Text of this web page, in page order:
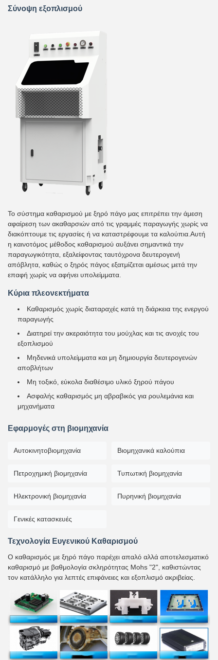
Σύνοψη εξοπλισμού
Το σύστημα καθαρισμού με ξηρό πάγο μας επιτρέπει την άμεση
αφαίρεση των ακαθαρσιών από τις γραμμές παραγωγής χωρίς να
διακόπτουμε τις εργασίες ή να καταστρέφουμε τα καλούπια.Αυτή
η καινοτόμος μέθοδος καθαρισμού αυξάνει σημαντικά την
παραγωγικότητα, εξαλείφοντας ταυτόχρονα δευτερογενή
απόβλητα, καθώς ο ξηρός πάγος εξατμίζεται αμέσως μετά την
επαφή χωρίς να αφήνει υπολείμματα.
Κύρια πλεονεκτήματα
Καθαρισμός χωρίς διαταραχές κατά τη διάρκεια της ενεργού
παραγωγής
Διατηρεί την ακεραιότητα του μούχλας και τις ανοχές του
εξοπλισμού
Μηδενικά υπολείμματα και μη δημιουργία δευτερογενών
αποβλήτων
Μη τοξικό, εύκολα διαθέσιμο υλικό ξηρού πάγου
Ασφαλής καθαρισμός μη αβραβικός για ρουλεμάνια και
μηχανήματα
Εφαρμογές στη βιομηχανία
Αυτοκινητοβιομηχανία Βιομηχανικά καλούπια
Πετροχημική βιομηχανία Τυπωτική βιομηχανία
Ηλεκτρονική βιομηχανία Πυρηνική βιομηχανία
Γενικές κατασκευές
Τεχνολογία Ευγενικού Καθαρισμού
Ο καθαρισμός με ξηρό πάγο παρέχει απαλό αλλά αποτελεσματικό
καθαρισμό με βαθμολογία σκληρότητας Mohs "2", καθιστώντας
τον κατάλληλο για λεπτές επιφάνειες και εξοπλισμό ακριβείας.